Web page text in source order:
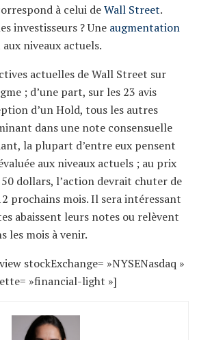
à celui deWall Street.
investisseurs ? Une augmentation
niveaux actuels.
actuelles de Wall Street sur
; d’une part, sur les 23 avis
d’un Hold, tous les autres
dans une note consensuelle
la plupart d’entre eux pensent
aux niveaux actuels ; au prix
dollars, l’action devrait chuter de
prochains mois. Il sera intéressant
abaissent leurs notes ou relèvent
les mois à venir.
stockExchange= »NYSENasdaq »
»financial-light »]